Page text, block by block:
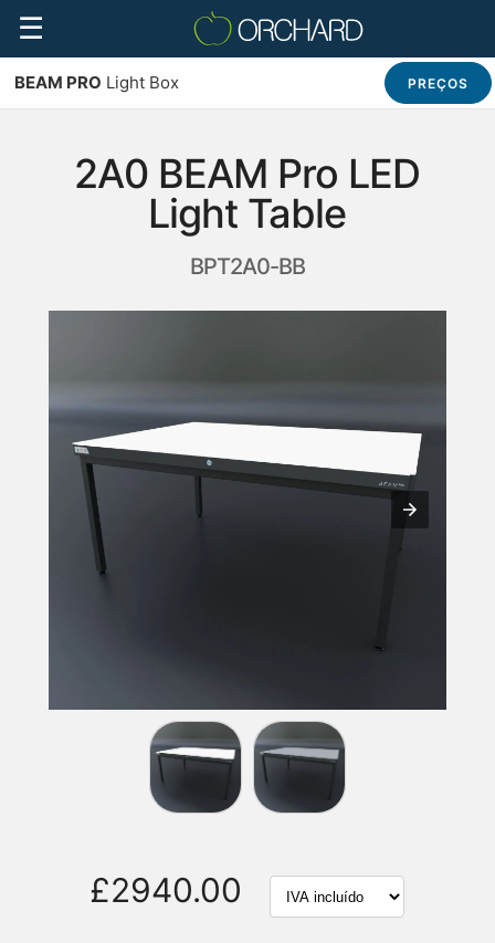
☰
BEAM PRO Light Box PREÇOS
2A0 BEAM Pro LED
Light Table
BPT2A0-BB
£2940.00